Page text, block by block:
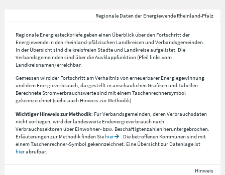
Regionale Daten der Energiewende Rheinland-Pfalz
Regionale Energiesteckbriefe geben einen Überblick über den Fortschritt der
Energiewende in den rheinland-pfälzischen Landkreisen und Verbandsgemeinden.
In der Übersicht sind die kreisfreien Städte und Landkreise aufgelistet. Die
Verbandsgemeinden sind über die Ausklappfunktion (Pfeil links vom
Landkreisnamen) erreichbar.
Gemessen wird der Fortschritt am Verhältnis von erneuerbarer Energiegewinnung
und dem Energieverbrauch, dargestellt in anschaulichen Grafiken und Tabellen.
Berechnete Stromverbrauchswerte sind mit einem Taschenrechnersymbol
gekennzeichnet (siehe auch Hinweis zur Methodik)
Wichtiger Hinweis zur Methodik: Für Verbandsgemeinden, deren Verbrauchsdaten
nicht vorliegen, wird der landesweite Endenergieverbrauch nach
Verbrauchssektoren über Einwohner- bzw. Beschäftigtenzahlen heruntergebrochen.
Erläuterungen zur Methodik finden Siehier
. Die betroffenen Kommunen sind mit
einem Taschenrechner-Symbol gekennzeichnet. Eine Übersicht zur Datenlage ist
hierabrufbar.
Hinweis